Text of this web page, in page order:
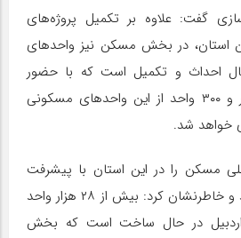
گفت: علاوه بر تکمیل پروژه‌های
استان، در بخش مسکن نیز واحدهای
احداث و تکمیل است که با حضور
مسئولان کشوری ۲ هزار و ۳۰۰ واحد از این واحدهای مسکونی
خواهد شد.
مسکن را در این استان با پیشرفت
بالای ۸۰ درصد یادآور شد و خاطرنشان کرد: بیش از ۲۸ هزار واحد
در حال ساخت است که بخش